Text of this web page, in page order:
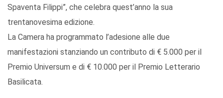
Spaventa Filippi”, che celebra quest’anno la sua
trentanovesima edizione.
La Camera ha programmato l’adesione alle due
manifestazioni stanziando un contributo di € 5.000 per il
Premio Universum e di € 10.000 per il Premio Letterario
Basilicata.